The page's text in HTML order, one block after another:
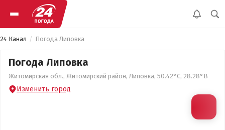
24 Канал Погода Липовка
Погода Липовка
Житомирская обл., Житомирский район, Липовка, 50.42°С, 28.28°В
Изменить город